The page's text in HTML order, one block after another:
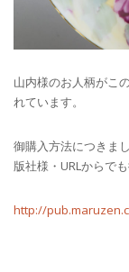
山内様のお人柄がこ
れています。
御購入方法につきま
版社様・URLからで
http://